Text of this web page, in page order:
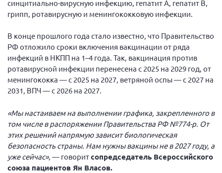
Новости: Казахстан
Письма и официальные ответы
Нормативно-правовые документы
Методическая литература для НКО
Исследования, аналитика, мнения
Всероссийская онлайн конференция
"Рассеянный склероз. XX лет работы
ОООИБРС" (25-29.08.2020)
Всероссийская конференция-тренинг
синцитиально-вирусную инфекцию, гепатит А, гепатит В,
грипп, ротавирусную и менингококковую инфекции.
В конце прошлого года стало известно, что Правительство
РФ отложило сроки включения вакцинации от ряда
инфекций в НКПП на 1–4 года. Так, вакцинация против
ротавирусной инфекции перенесена с 2025 на 2029 год, от
менингококка — с 2025 на 2027, ветряной оспы — с 2027 на
2031, ВПЧ — с 2026 на 2027.
«Мы настаиваем на выполнении графика, закрепленного в
том числе в распоряжении Правительства РФ №774-р. От
этих решений напрямую зависит биологическая
безопасность страны. Нам нужны вакцины не в 2027 году, а
уже сейчас», — говоритсопредседатель Всероссийского
союза пациентов Ян Власов.